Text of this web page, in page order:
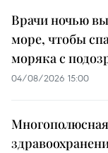
Врачи ночью
море, чтобы
моряка с
04/08/2026 15:00